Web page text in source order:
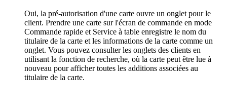
Oui, la pré-autorisation d'une carte ouvre un onglet pour le
client. Prendre une carte sur l'écran de commande en mode
Commande rapide et Service à table enregistre le nom du
titulaire de la carte et les informations de la carte comme un
onglet. Vous pouvez consulter les onglets des clients en
utilisant la fonction de recherche, où la carte peut être lue à
nouveau pour afficher toutes les additions associées au
titulaire de la carte.